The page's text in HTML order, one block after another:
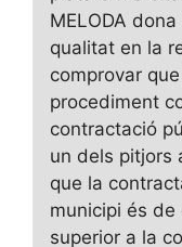
MELODA
qualitat en la
comprovar
procediment
contractació
un dels pitjors
que la
municipi és de
superior a la